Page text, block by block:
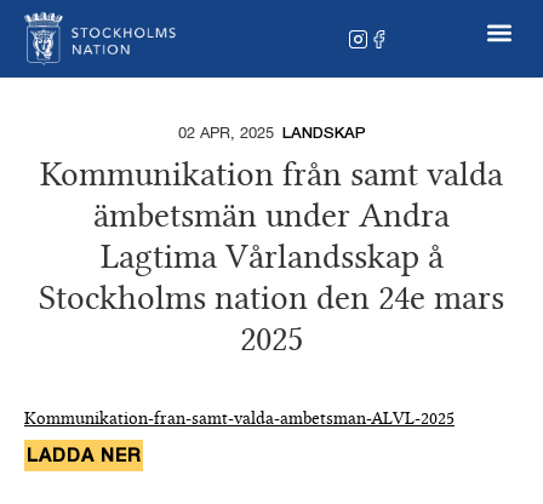
02 APR, 2025 LANDSKAP
Kommunikation från samt valda
ämbetsmän under Andra
Lagtima Vårlandsskap å
Stockholms nation den 24e mars
2025
Kommunikation-fran-samt-valda-ambetsman-ALVL-2025
LADDA NER